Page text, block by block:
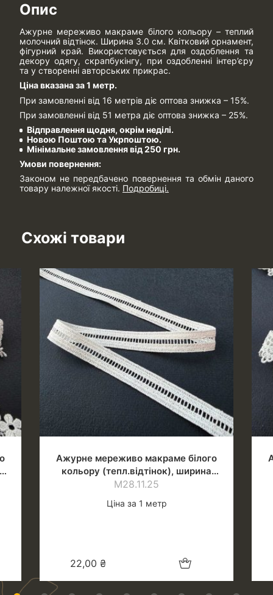
Опис
Ажурне мереживо макраме білого кольору – теплий
молочний відтінок. Ширина 3.0 см. Квітковий орнамент,
фігурний край. Використовується для оздоблення та
декору одягу, скрапбукінгу, при оздобленні інтер’єру
та у створенні авторських прикрас.
Ціна вказана за 1 метр.
При замовленні від 16 метрів діє оптова знижка – 15%.
При замовленні від 51 метра діє оптова знижка – 25%.
Відправлення щодня, окрім неділі.
Новою Поштою та Укрпоштою.
Мінімальне замовлення від 250 грн.
Умови повернення:
Законом не передбачено повернення та обмін даного
товару належної якості. Подробиці.
Схожі товари
Ажурне мереживо макраме білого
кольору (тепл.відтінок), ширина
1.4 см
М28.11.25
Ціна за 1 метр
22,00 ₴ Додати в кошик